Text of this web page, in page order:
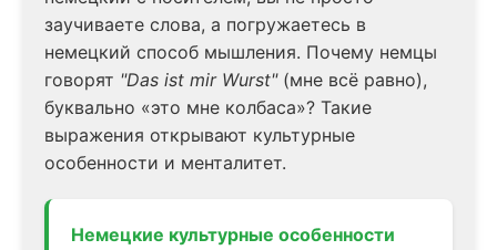
заучиваете слова, а погружаетесь в
немецкий способ мышления. Почему немцы
говорят "Das ist mir Wurst"(мне всё равно),
буквально «это мне колбаса»? Такие
выражения открывают культурные
особенности и менталитет.
Немецкие культурные особенности